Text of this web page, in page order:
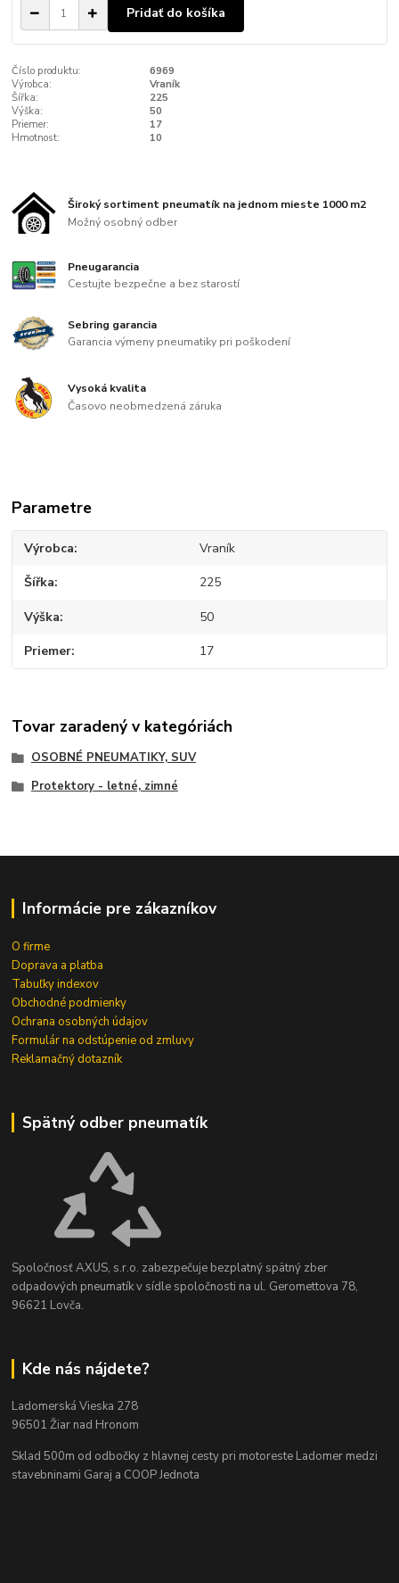
Pridať do košíka
Číslo produktu:
6969
Výrobca:
Vraník
Šířka:
225
Výška:
50
Priemer:
17
Hmotnost:
10
Široký sortiment pneumatík na jednom mieste 1000 m2
Možný osobný odber
Pneugarancia
Cestujte bezpečne a bez starostí
Sebring garancia
Garancia výmeny pneumatiky pri poškodení
Vysoká kvalita
Časovo neobmedzená záruka
Parametre
Výrobca Vraník
Šířka 225
Výška 50
Priemer 17
Tovar zaradený v kategóriách
OSOBNÉ PNEUMATIKY, SUV
Protektory - letné, zimné
Informácie pre zákazníkov
O firme
Doprava a platba
Tabuľky indexov
Obchodné podmienky
Ochrana osobných údajov
Formulár na odstúpenie od zmluvy
Reklamačný dotazník
Spätný odber pneumatík
Spoločnosť AXUS, s.r.o. zabezpečuje bezplatný spätný zber
odpadových pneumatík v sídle spoločnosti na ul. Geromettova 78,
96621 Lovča.
Kde nás nájdete?
Ladomerská Vieska 278
96501 Žiar nad Hronom
Sklad 500m od odbočky z hlavnej cesty pri motoreste Ladomer medzi
stavebninami Garaj a COOP Jednota